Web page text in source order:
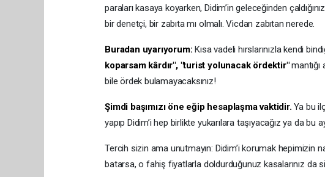
paraları kasaya koyarken, Didim’in geleceğinden
bir denetçi, bir zabıta mı olmalı. Vicdan zabıtan nerede.
​Buradan uyarıyorum: Kısa vadeli hırslarınızla kendi
koparsam kârdır", "turist yolunacak ördektir"mantığı
bile ördek bulamayacaksınız!
​Şimdi başımızı öne eğip hesaplaşma vaktidir. Ya bu
yapıp Didim’i hep birlikte yukarılara taşıyacağız ya da bu
​Tercih sizin ama unutmayın: Didim’i korumak hepimizin
batarsa, o fahiş fiyatlarla doldurduğunuz kasalarınız da